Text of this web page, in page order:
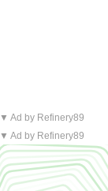
▼ Ad by Refinery89
▼ Ad by Refinery89